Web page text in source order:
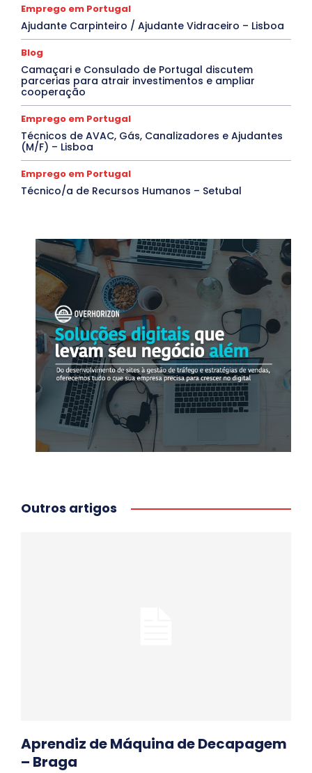
Emprego em Portugal
Ajudante Carpinteiro / Ajudante Vidraceiro – Lisboa
Blog
Camaçari e Consulado de Portugal discutem
parcerias para atrair investimentos e ampliar
cooperação
Emprego em Portugal
Técnicos de AVAC, Gás, Canalizadores e Ajudantes
(M/F) – Lisboa
Emprego em Portugal
Técnico/a de Recursos Humanos – Setubal
Outros artigos
Aprendiz de Máquina de Decapagem
– Braga